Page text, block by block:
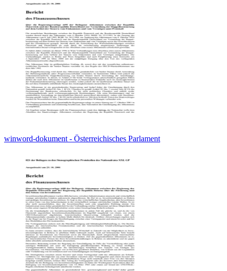
winword-dokument - Österreichisches Parlament